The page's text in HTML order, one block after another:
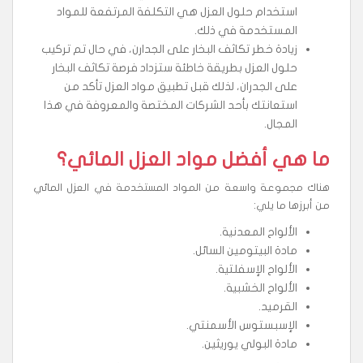
استخدام حلول العزل هي التكلفة المرتفعة للمواد
المستخدمة في ذلك.
زيادة خطر تكاثف البخار على الجدارن، في حال تم تركيب
حلول العزل بطريقة خاطئة ستزداد فرصة تكاثف البخار
على الجدران، لذلك قبل تطبيق مواد العزل تأكد من
استعانتك بأحد الشركات المختصة والمعروفة في هذا
المجال.
ما هي أفضل مواد العزل المائي؟
هناك مجموعة واسعة من المواد المستخدمة في العزل المائي
من أبرزها ما يلي:
الألواح المعدنية.
مادة البيتومين السائل.
الألواح الإسفلتية.
الألواح الخشبية.
القرميد.
الإسبستوس الأسمنتي.
مادة البولي يوريثين.